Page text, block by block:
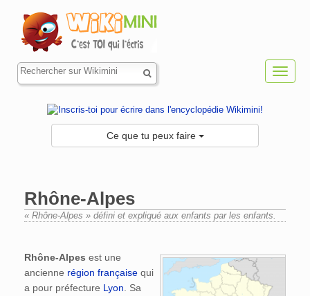
Ce que tu peux faire
Rhône-Alpes
« Rhône-Alpes » défini et expliqué aux enfants par les enfants.
Rhône-Alpes est une
ancienne région française qui
a pour préfecture Lyon . Sa